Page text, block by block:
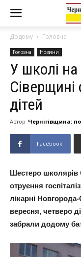
Додому Головна
Головна Новини
У школі
Сіверщині
дітей
Автор Чернігівщина:
Facebook
Шестеро школярів
отруєння
лікарні
вересня, четверо
забрали додому